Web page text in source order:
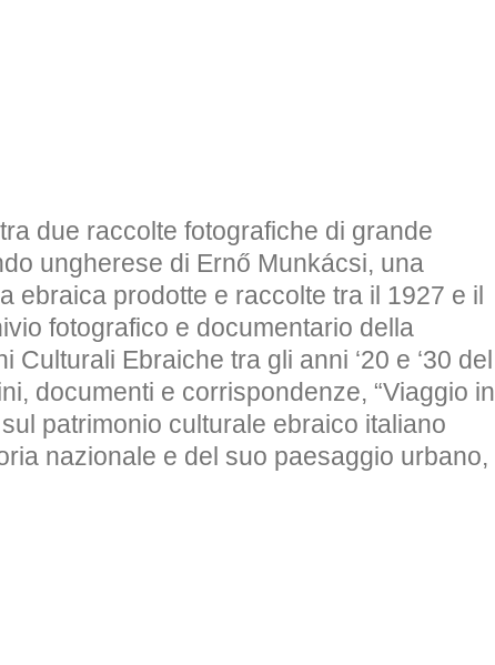
due raccolte fotografiche di grande
ungherese di Ernő Munkácsi, una
ebraica prodotte e raccolte tra il 1927 e il
fotografico e documentario della
Ebraiche tra gli anni ‘20 e ‘30 del
documenti e corrispondenze, “Viaggio in
patrimonio culturale ebraico italiano
nazionale e del suo paesaggio urbano,